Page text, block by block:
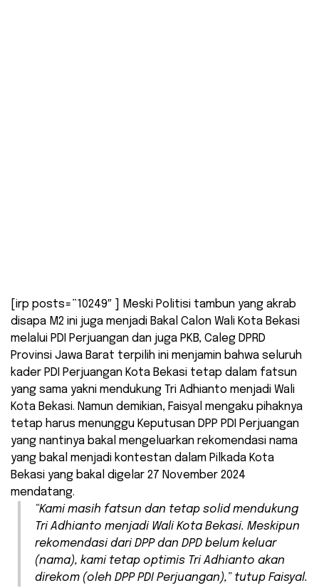
[irp posts=”10249″ ] Meski Politisi tambun yang akrab
disapa M2 ini juga menjadi Bakal Calon Wali Kota Bekasi
melalui PDI Perjuangan dan juga PKB, Caleg DPRD
Provinsi Jawa Barat terpilih ini menjamin bahwa seluruh
kader PDI Perjuangan Kota Bekasi tetap dalam fatsun
yang sama yakni mendukung Tri Adhianto menjadi Wali
Kota Bekasi. Namun demikian, Faisyal mengaku pihaknya
tetap harus menunggu Keputusan DPP PDI Perjuangan
yang nantinya bakal mengeluarkan rekomendasi nama
yang bakal menjadi kontestan dalam Pilkada Kota
Bekasi yang bakal digelar 27 November 2024
mendatang.
“Kami masih fatsun dan tetap solid mendukung
Tri Adhianto menjadi Wali Kota Bekasi. Meskipun
rekomendasi dari DPP dan DPD belum keluar
(nama), kami tetap optimis Tri Adhianto akan
direkom (oleh DPP PDI Perjuangan),” tutup Faisyal.